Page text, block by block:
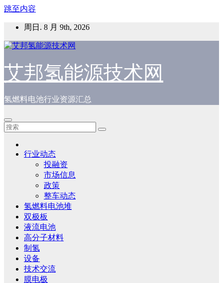
跳至内容
周日. 8 月 9th, 2026
艾邦氢能源技术网
氢燃料电池行业资源汇总
行业动态
投融资
市场信息
政策
整车动态
氢燃料电池堆
双极板
液流电池
高分子材料
制氢
设备
技术交流
膜电极